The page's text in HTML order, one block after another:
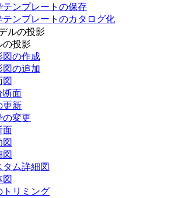
テンプレートの保存
テンプレートのカタログ化
ルの投影
の投影
図の作成
図の追加
図
断面
更新
の変更
面
図
図
タム詳細図
図
トリミング